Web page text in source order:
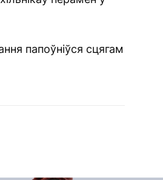
папоўніўся сцягам